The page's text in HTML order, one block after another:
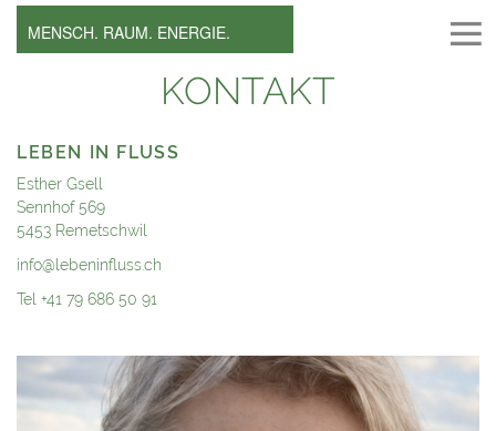
MENSCH. RAUM. ENERGIE.
KONTAKT
LEBEN IN FLUSS
Esther Gsell
Sennhof 569
5453 Remetschwil
info@lebeninfluss.ch
Tel +41 79 686 50 91